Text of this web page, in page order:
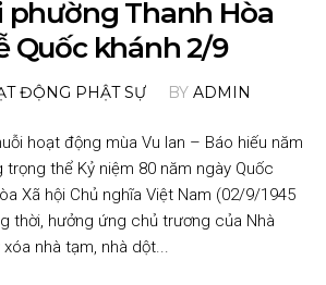
phường Thanh Hòa
Quốc khánh 2/9
ĐỘNG PHẬT SỰ BY ADMIN
hoạt động mùa Vu lan – Báo hiếu năm
thể Kỷ niệm 80 năm ngày Quốc
Xã hội Chủ nghĩa Việt Nam (02/9/1945
thời, hưởng ứng chủ trương của Nhà
nhà tạm, nhà dột...